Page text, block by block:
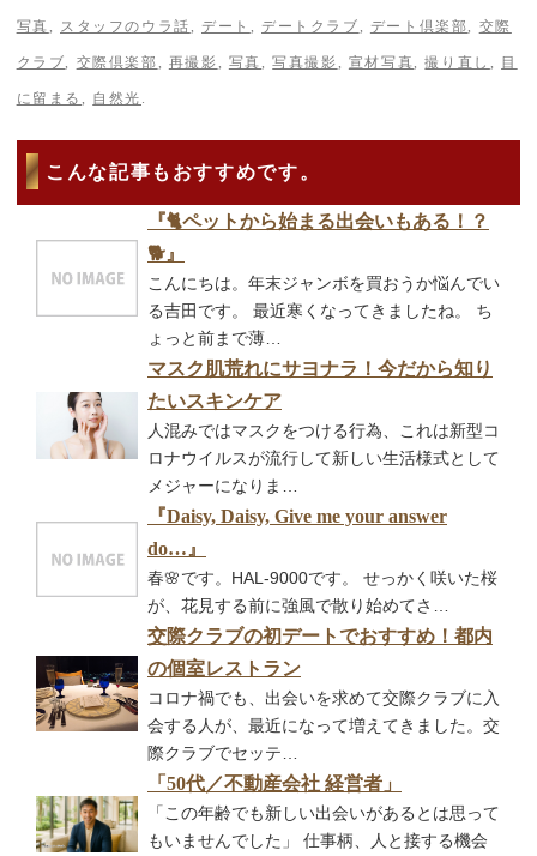
写真, スタッフのウラ話,デート ,デートクラブ, デート倶楽部, 交際
クラブ, 交際倶楽部, 再撮影, 写真,写真撮影, 宣材写真,撮り直し , 目
に留まる , 自然光 .
こんな記事もおすすめです。
『🐈ペットから始まる出会いもある！？
🐕』
こんにちは。年末ジャンボを買おうか悩んでい
る吉田です。 最近寒くなってきましたね。 ち
ょっと前まで薄…
マスク肌荒れにサヨナラ！今だから知り
たいスキンケア
人混みではマスクをつける行為、これは新型コ
ロナウイルスが流行して新しい生活様式として
メジャーになりま…
『Daisy, Daisy, Give me your answer
do…』
春🌸です。HAL-9000です。 せっかく咲いた桜
が、花見する前に強風で散り始めてさ…
交際クラブの初デートでおすすめ！都内
の個室レストラン
コロナ禍でも、出会いを求めて交際クラブに入
会する人が、最近になって増えてきました。交
際クラブでセッテ…
「50代／不動産会社 経営者」
「この年齢でも新しい出会いがあるとは思って
もいませんでした」 仕事柄、人と接する機会